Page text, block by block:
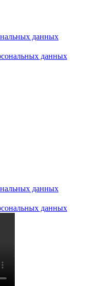
данных
данных
данных
данных